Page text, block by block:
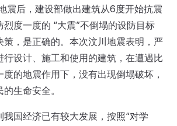
震后，建设部做出建筑从6度开始抗震
度一度的 “大震”不倒塌的设防目标
策，是正确的。本次汶川地震表明，严
行设计、施工和使用的建筑，在遭遇比
的地震作用下，没有出现倒塌破坏，
生命安全。
国经济已有较大发展，按照“对学